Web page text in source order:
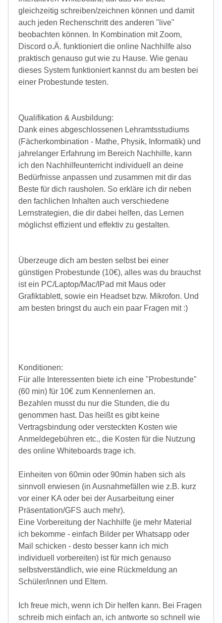
gleichzeitig schreiben/zeichnen können und damit
auch jeden Rechenschritt des anderen "live"
beobachten können. In Kombination mit Zoom,
Discord o.Ä. funktioniert die online Nachhilfe also
praktisch genauso gut wie zu Hause. Wie genau
dieses System funktioniert kannst du am besten bei
einer Probestunde testen.
Qualifikation & Ausbildung:
Dank eines abgeschlossenen Lehramtsstudiums
(Fächerkombination - Mathe, Physik, Informatik) und
jahrelanger Erfahrung im Bereich Nachhilfe, kann
ich den Nachhilfeunterricht individuell an deine
Bedürfnisse anpassen und zusammen mit dir das
Beste für dich rausholen. So erkläre ich dir neben
den fachlichen Inhalten auch verschiedene
Lernstrategien, die dir dabei helfen, das Lernen
möglichst effizient und effektiv zu gestalten.
Überzeuge dich am besten selbst bei einer
günstigen Probestunde (10€), alles was du brauchst
ist ein PC/Laptop/Mac/IPad mit Maus oder
Grafiktablett, sowie ein Headset bzw. Mikrofon. Und
am besten bringst du auch ein paar Fragen mit :)
Konditionen:
Für alle Interessenten biete ich eine "Probestunde"
(60 min) für 10€ zum Kennenlernen an.
Bezahlen musst du nur die Stunden, die du
genommen hast. Das heißt es gibt keine
Vertragsbindung oder versteckten Kosten wie
Anmeldegebühren etc., die Kosten für die Nutzung
des online Whiteboards trage ich.
Einheiten von 60min oder 90min haben sich als
sinnvoll erwiesen (in Ausnahmefällen wie z.B. kurz
vor einer KA oder bei der Ausarbeitung einer
Präsentation/GFS auch mehr).
Eine Vorbereitung der Nachhilfe (je mehr Material
ich bekomme - einfach Bilder per Whatsapp oder
Mail schicken - desto besser kann ich mich
individuell vorbereiten) ist für mich genauso
selbstverständlich, wie eine Rückmeldung an
Schüler/innen und Eltern.
Ich freue mich, wenn ich Dir helfen kann. Bei Fragen
schreib mich einfach an, ich antworte so schnell wie